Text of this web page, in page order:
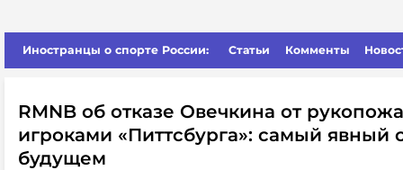
Иностранцы о спорте России: Статьи Комменты
RMNB об отказе Овечкина от
игроками «Питтсбурга»: самый явный
будущем